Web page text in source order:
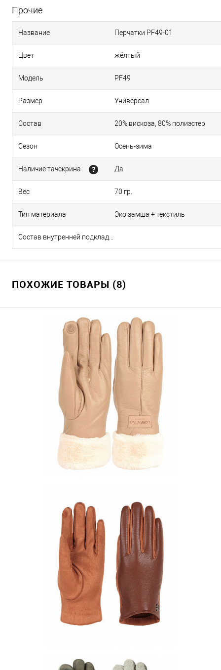
Прочие
Название Перчатки PF49-01
Цвет жёлтый
Модель PF49
Размер Универсал
Состав 20% вискоза, 80% полиэстер
Сезон Осень-зима
Наличие тачскрина Да
Вес 70 гр.
Тип материала Эко замша + текстиль
ПОХОЖИЕ ТОВАРЫ (8)
Цена по запросу
Запросить цену
Другие варианты товара
2-12 5-10